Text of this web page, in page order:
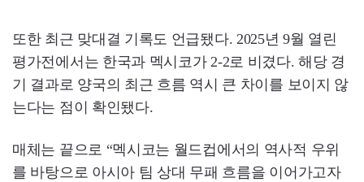
또한 최근 맞대결 기록도 언급됐다. 2025년 9월 열린
평가전에서는 한국과 멕시코가 2-2로 비겼다. 해당 경
기 결과로 양국의 최근 흐름 역시 큰 차이를 보이지 않
는다는 점이 확인됐다.
매체는 끝으로 “멕시코는 월드컵에서의 역사적 우위
를 바탕으로 아시아 팀 상대 무패 흐름을 이어가고자